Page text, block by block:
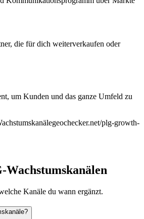
die für dich weiterverkaufen oder
um Kunden und das ganze Umfeld zu
geochecker.net/plg-growth-
Wachstumskanälen
Kanäle du wann ergänzt.